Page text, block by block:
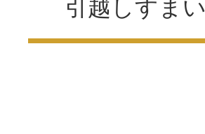
引越しすまい